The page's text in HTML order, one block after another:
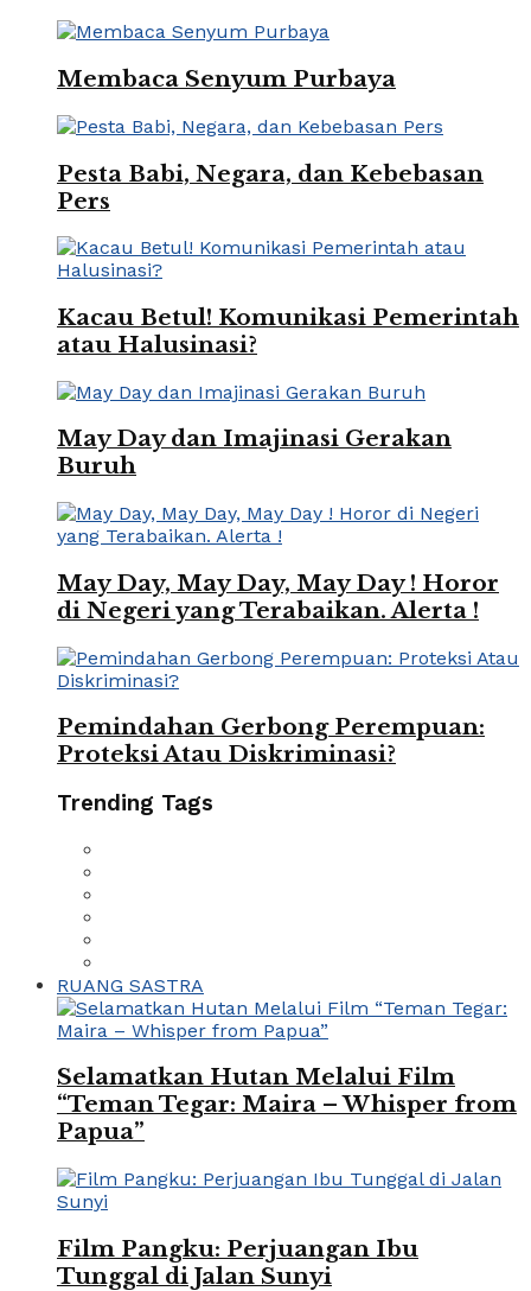
Membaca Senyum Purbaya
Pesta Babi, Negara, dan Kebebasan
Pers
Kacau Betul! Komunikasi Pemerintah
atau Halusinasi?
May Day dan Imajinasi Gerakan
Buruh
May Day, May Day, May Day ! Horor
di Negeri yang Terabaikan. Alerta !
Pemindahan Gerbong Perempuan:
Proteksi Atau Diskriminasi?
Trending Tags
RUANG SASTRA
Selamatkan Hutan Melalui Film
“Teman Tegar: Maira – Whisper from
Papua”
Film Pangku: Perjuangan Ibu
Tunggal di Jalan Sunyi